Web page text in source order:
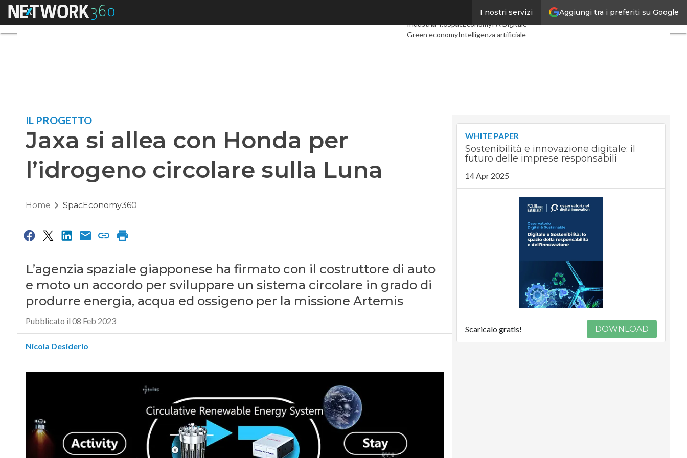
Aggiungi tra i preferiti su Google
I nostri servizi
Menu Digital EconomyTelco
Industria 4.0SpacEconomyPA Digitale
Green economyIntelligenza artificiale
IL PROGETTO
Jaxa si allea con Honda per
l’idrogeno circolare sulla Luna
Home SpacEconomy360
L’agenzia spaziale giapponese ha firmato con il costruttore di auto
e moto un accordo per sviluppare un sistema circolare in grado di
produrre energia, acqua ed ossigeno per la missione Artemis
Pubblicato il 08 Feb 2023
Nicola Desiderio
WHITE PAPER
Sostenibilità e innovazione digitale: il
futuro delle imprese responsabili
14 Apr 2025
Scaricalo gratis! DOWNLOAD